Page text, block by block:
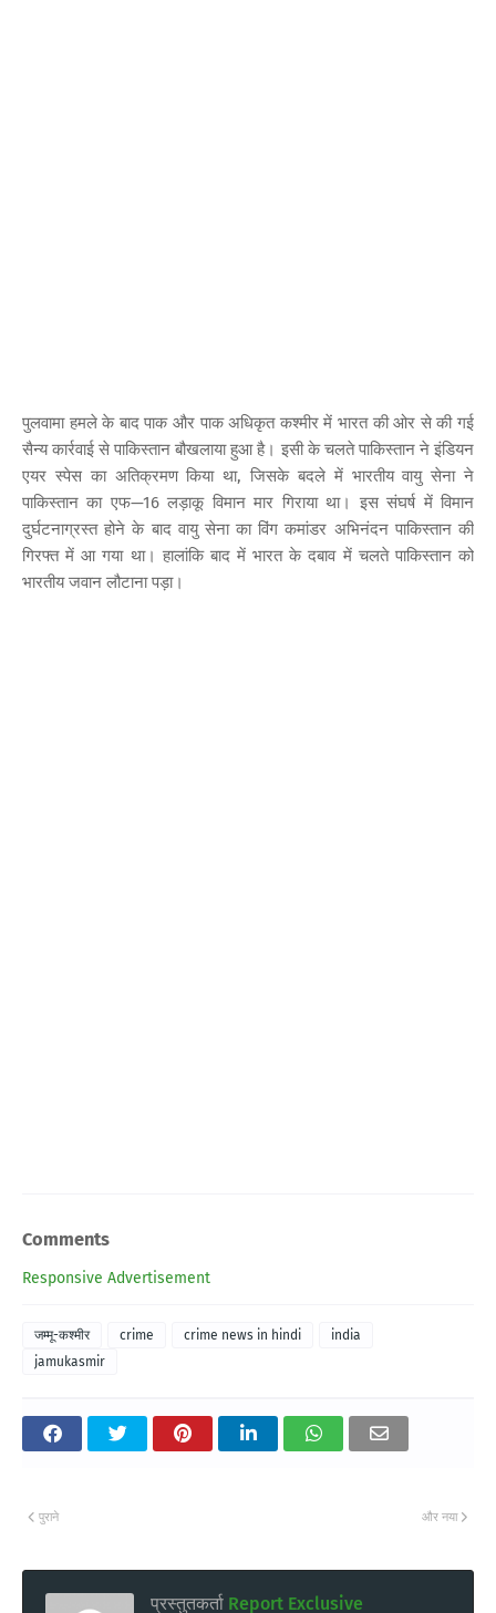
पुलवामा हमले के बाद पाक और पाक अधिकृत कश्मीर में भारत की ओर से की गई
सैन्य कार्रवाई से पाकिस्तान बौखलाया हुआ है। इसी के चलते पाकिस्तान ने इंडियन
एयर स्पेस का अतिक्रमण किया था, जिसके बदले में भारतीय वायु सेना ने
पाकिस्तान का एफ—16 लड़ाकू विमान मार गिराया था। इस संघर्ष में विमान
दुर्घटनाग्रस्त होने के बाद वायु सेना का विंग कमांडर अभिनंदन पाकिस्तान की
गिरफ्त में आ गया था। हालांकि बाद में भारत के दबाव में चलते पाकिस्तान को
भारतीय जवान लौटाना पड़ा।
Comments
Responsive Advertisement
जम्मू-कश्मीर crime crime news in hindi
india
jamukasmir
और नया
पुराने
प्रस्तुतकर्ता Report Exclusive